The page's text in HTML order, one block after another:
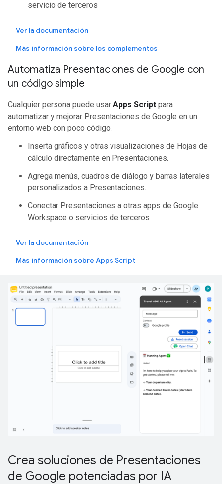
servicio de terceros
Ver la documentación
Más información sobre los complementos
Automatiza Presentaciones de Google con
un código simple
Cualquier persona puede usar Apps Script para
automatizar y mejorar Presentaciones de Google en un
entorno web con poco código.
Inserta gráficos y otras visualizaciones de Hojas de
cálculo directamente en Presentaciones.
Agrega menús, cuadros de diálogo y barras laterales
personalizados a Presentaciones.
Conectar Presentaciones a otras apps de Google
Workspace o servicios de terceros
Ver la documentación
Más información sobre Apps Script
Crea soluciones de Presentaciones
de Google potenciadas por IA